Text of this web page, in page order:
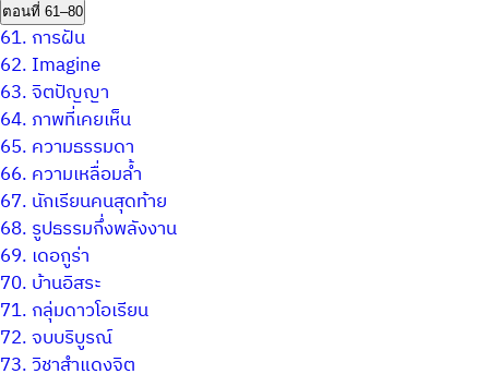
ตอนที่ 61–80
61. การฝัน
62. Imagine
63.จิตปัญญา
64. ภาพที่เคยเห็น
65. ความธรรมดา
66. ความเหลื่อมล้ำ
67. นักเรียนคนสุดท้าย
68. รูปธรรมกึ่งพลังงาน
69. เดอกูร่า
70. บ้านอิสระ
71. กลุ่มดาวโอเรียน
72.จบบริบูรณ์
73.วิชาสำแดงจิต